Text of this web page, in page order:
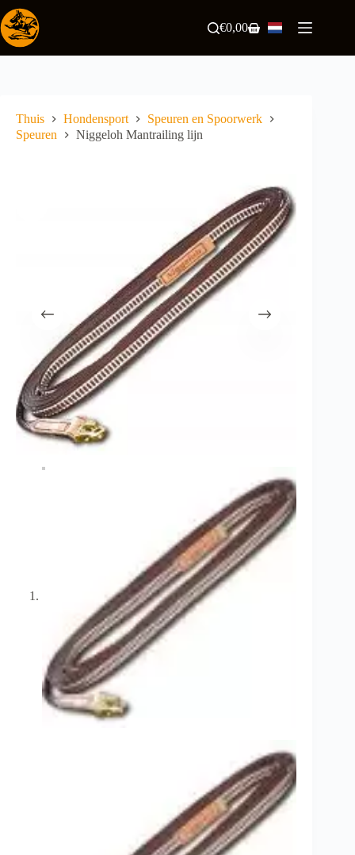
naar
de
inhoud
Winkelwagen
€0,00
Thuis Hondensport
Speuren en Spoorwerk
Speuren
Niggeloh Mantrailing lijn